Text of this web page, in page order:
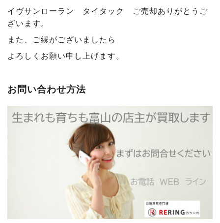
イヴサンローラン タイタック ご売却ありがとうご
ざいます。
また、ご縁がございましたら
よろしくお願い申し上げます。
お問い合わせ方法